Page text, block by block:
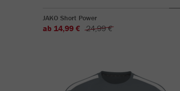
JAKO Short Power
ab 14,99 € 24,99 €